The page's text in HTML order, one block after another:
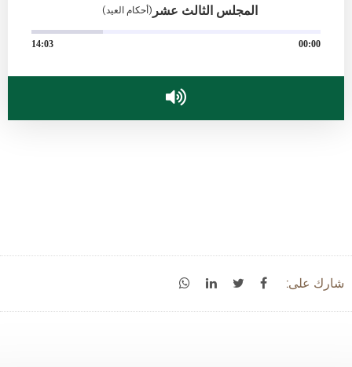
المجلس الثالث عشر (أحكام العيد)
00:00
14:03
شارك على: